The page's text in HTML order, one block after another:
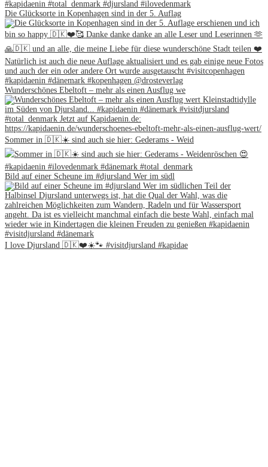
Die Glücksorte in Kopenhagen sind in der 5. Auflag
Wunderschönes Ebeltoft – mehr als einen Ausflug we
Sommer in 🇩🇰☀️ sind auch sie hier: Gederams - Weid
Bild auf einer Scheune im #djursland Wer im südl
I love Djursland 🇩🇰❤️☀️🐾 #visitdjursland #kapidae